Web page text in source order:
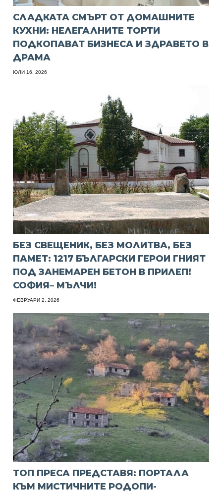
СЛАДКАТА СМЪРТ ОТ ДОМАШНИТЕ
КУХНИ: НЕЛЕГАЛНИТЕ ТОРТИ
ПОДКОПАВАТ БИЗНЕСА И ЗДРАВЕТО В
ДРАМА
ЮЛИ 16, 2026
БЕЗ СВЕЩЕНИК, БЕЗ МОЛИТВА, БЕЗ
ПАМЕТ: 1217 БЪЛГАРСКИ ГЕРОИ ГНИЯТ
ПОД ЗАНЕМАРЕН БЕТОН В ПРИЛЕП!
СОФИЯ– МЪЛЧИ!
ФЕВРУАРИ 2, 2026
ТОП ПРЕСА ПРЕДСТАВЯ: ПОРТАЛА
КЪМ МИСТИЧНИТЕ РОДОПИ-